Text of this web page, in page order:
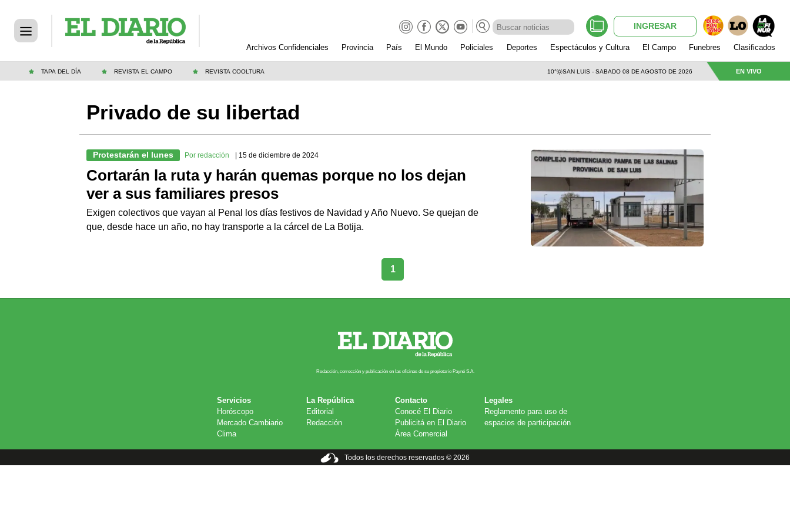
INGRESAR
Archivos Confidenciales Provincia País El Mundo Policiales Deportes Espectáculos y Cultura El Campo Funebres Clasificados
TAPA DEL DÍA REVISTA EL CAMPO REVISTA COOLTURA 10° SAN LUIS - SABADO 08 DE AGOSTO DE 2026 EN VIVO
Privado de su libertad
Protestarán el lunes Por redacción | 15 de diciembre de 2024
Cortarán la ruta y harán quemas porque no los dejan
ver a sus familiares presos
Exigen colectivos que vayan al Penal los días festivos de Navidad y Año Nuevo. Se quejan de
que, desde hace un año, no hay transporte a la cárcel de La Botija.
1
Redacción, corrección y publicación en las oficinas de su propietario Payn​é S.A.
Servicios
Horóscopo
Mercado Cambiario
Clima
La República
Editorial
Redacción
Contacto
Conocé El Diario
Publicitá en El Diario
Área Comercial
Legales
Reglamento para uso de
espacios de participación
Todos los derechos reservados © 2026